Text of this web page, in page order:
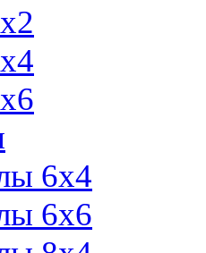
6x4
6x6